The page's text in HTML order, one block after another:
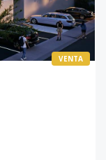
VENTA